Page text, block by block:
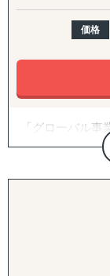
【海外進出パッ
準備・戦略フェ
開拓、小売テス
次期施策立案）
ます。
【パッケージに
導入企業さまの
施策を柔軟に
英語クリエイテ
英語HP／LP制
FDA・規制対応
リューションを
・B2B領域（商
ロジー）、B2C
品/店舗サービス
上の豊富なプロ
① 初期投資を抑
トの最大化を目
した海外潜在顧
② 現地市場で不
＆立て直しを伴
③ アジア圏での
価、戦略構築か
ランスフォーメ
価格
「グローバル
出、海外事業開
自社の海外展開
積した知見を元
・日本、台湾、